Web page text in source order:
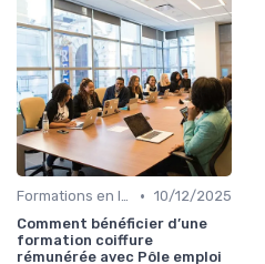
Formations en ligne • 10/12/2025
Comment bénéficier d’une
formation coiffure
rémunérée avec Pôle emploi